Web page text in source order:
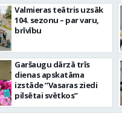
Valmieras 743.
Valmieras teātris uzsāk
104. sezonu – par varu,
brīvību
Garšaugu dārzā trīs
dienas apskatāma
izstāde “Vasaras ziedi
pilsētai svētkos”